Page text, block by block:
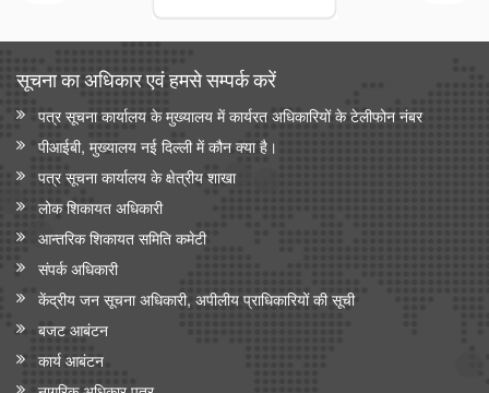
सूचना का अधिकार एवं हमसे सम्‍पर्क करें
पत्र सूचना कार्यालय के मुख्यालय में कार्यरत अधिकारियों के टेलीफोन नंबर
पीआईबी, मुख्यालय नई दिल्ली में कौन क्या है।
पत्र सूचना कार्यालय के क्षेत्रीय शाखा
लोक शिकायत अधिकारी
आन्‍तरिक शिकायत समिति कमेटी
संपर्क अधिकारी
केंद्रीय जन सूचना अधिकारी, अपीलीय प्राधिकारियों की सूची
बजट आबंटन
कार्य आबंटन